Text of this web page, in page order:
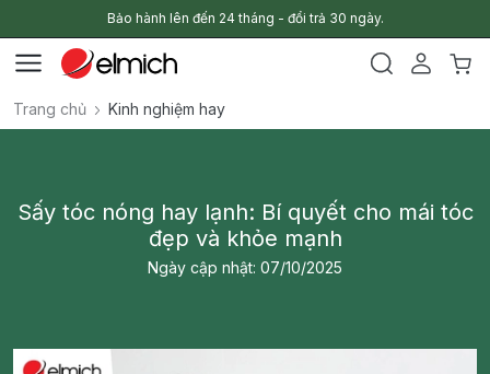
Bảo hành lên đến 24 tháng - đổi trả 30 ngày.
Trang chủ Kinh nghiệm hay
Sấy tóc nóng hay lạnh: Bí quyết cho mái tóc
đẹp và khỏe mạnh
Ngày cập nhật: 07/10/2025